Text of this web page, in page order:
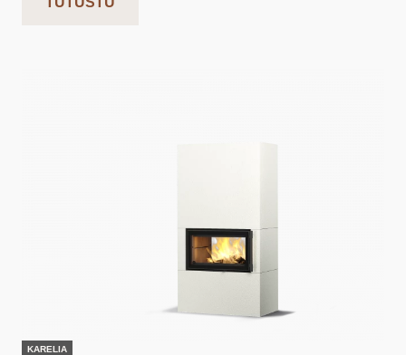
KARELIA